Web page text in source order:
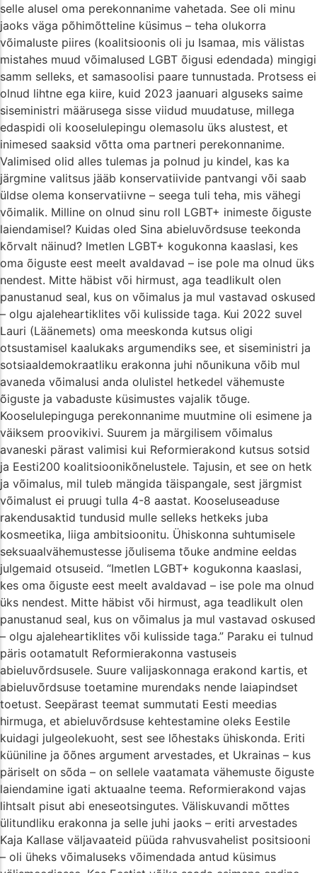
selle alusel oma perekonnanime vahetada. See oli minu
jaoks väga põhimõtteline küsimus – teha olukorra
võimaluste piires (koalitsioonis oli ju Isamaa, mis välistas
mistahes muud võimalused LGBT õigusi edendada) mingigi
samm selleks, et samasoolisi paare tunnustada. Protsess ei
olnud lihtne ega kiire, kuid 2023 jaanuari alguseks saime
siseministri määrusega sisse viidud muudatuse, millega
edaspidi oli kooselulepingu olemasolu üks alustest, et
inimesed saaksid võtta oma partneri perekonnanime.
Valimised olid alles tulemas ja polnud ju kindel, kas ka
järgmine valitsus jääb konservatiivide pantvangi või saab
üldse olema konservatiivne – seega tuli teha, mis vähegi
võimalik. Milline on olnud sinu roll LGBT+ inimeste õiguste
laiendamisel? Kuidas oled Sina abieluvõrdsuse teekonda
kõrvalt näinud? Imetlen LGBT+ kogukonna kaaslasi, kes
oma õiguste eest meelt avaldavad – ise pole ma olnud üks
nendest. Mitte häbist või hirmust, aga teadlikult olen
panustanud seal, kus on võimalus ja mul vastavad oskused
– olgu ajaleheartiklites või kulisside taga. Kui 2022 suvel
Lauri (Läänemets) oma meeskonda kutsus oligi
otsustamisel kaalukaks argumendiks see, et siseministri ja
sotsiaaldemokraatliku erakonna juhi nõunikuna võib mul
avaneda võimalusi anda olulistel hetkedel vähemuste
õiguste ja vabaduste küsimustes vajalik tõuge.
Kooselulepinguga perekonnanime muutmine oli esimene ja
väiksem proovikivi. Suurem ja märgilisem võimalus
avaneski pärast valimisi kui Reformierakond kutsus sotsid
ja Eesti200 koalitsioonikõnelustele. Tajusin, et see on hetk
ja võimalus, mil tuleb mängida täispangale, sest järgmist
võimalust ei pruugi tulla 4-8 aastat. Kooseluseaduse
rakendusaktid tundusid mulle selleks hetkeks juba
kosmeetika, liiga ambitsioonitu. Ühiskonna suhtumisele
seksuaalvähemustesse jõulisema tõuke andmine eeldas
julgemaid otsuseid. “Imetlen LGBT+ kogukonna kaaslasi,
kes oma õiguste eest meelt avaldavad – ise pole ma olnud
üks nendest. Mitte häbist või hirmust, aga teadlikult olen
panustanud seal, kus on võimalus ja mul vastavad oskused
– olgu ajaleheartiklites või kulisside taga.” Paraku ei tulnud
päris ootamatult Reformierakonna vastuseis
abieluvõrdsusele. Suure valijaskonnaga erakond kartis, et
abieluvõrdsuse toetamine murendaks nende laiapindset
toetust. Seepärast teemat summutati Eesti meedias
hirmuga, et abieluvõrdsuse kehtestamine oleks Eestile
kuidagi julgeolekuoht, sest see lõhestaks ühiskonda. Eriti
küüniline ja õõnes argument arvestades, et Ukrainas – kus
päriselt on sõda – on sellele vaatamata vähemuste õiguste
laiendamine igati aktuaalne teema. Reformierakond vajas
lihtsalt pisut abi eneseotsingutes. Väliskuvandi mõttes
ülitundliku erakonna ja selle juhi jaoks – eriti arvestades
Kaja Kallase väljavaateid püüda rahvusvahelist positsiooni
– oli üheks võimaluseks võimendada antud küsimus